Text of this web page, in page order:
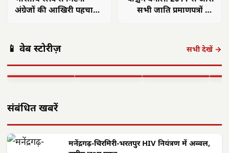
अंग्रेजों की आखिरी पहचान,
सभी जाति प्रमाणपत्रों का
📱 वेब स्टोरीज़ सभी देखें →
अगस्त को अलवर
की…
वेशभूषा में…
यादव का सम्मान:
रजत पदक…
संबंधित खबरें
मनेंद्रगढ़-चिरमिरी-भरतपुर HIV नियंत्रण में अव्वल,